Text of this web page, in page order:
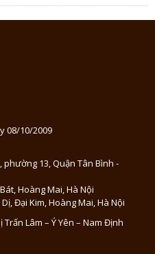
08/10/2009
phường 13, Quận Tân Bình -
Hoàng Mai, Hà Nội
Đại Kim, Hoàng Mai, Hà Nội
Trấn Lâm – Ý Yên – Nam Định